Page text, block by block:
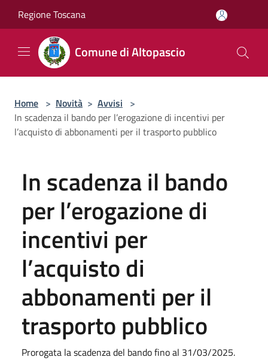
Regione Toscana
Comune di Altopascio
Home > Novità > Avvisi >
In scadenza il bando per l’erogazione di incentivi per
l’acquisto di abbonamenti per il trasporto pubblico
In scadenza il bando
per l’erogazione di
incentivi per
l’acquisto di
abbonamenti per il
trasporto pubblico
Prorogata la scadenza del bando fino al 31/03/2025.